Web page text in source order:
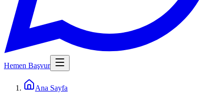
Hemen Başvur
Ana Sayfa